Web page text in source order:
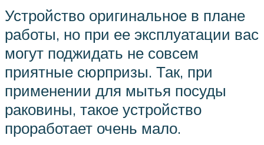
Устройство оригинальное в плане
работы, но при ее эксплуатации вас
могут поджидать не совсем
приятные сюрпризы. Так, при
применении для мытья посуды
раковины, такое устройство
проработает очень мало.